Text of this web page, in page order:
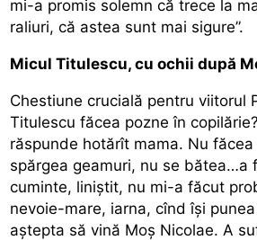
mi-a promis solemn că trece la
raliuri, că astea sunt mai sigure”.
Micul Titulescu, cu ochii după
Chestiune crucială pentru viitorul
Titulescu făcea pozne în
răspunde hotărît mama. Nu
spărgea geamuri, nu se bătea…a
cuminte, liniștit, nu mi-a făcut
nevoie-mare, iarna, cînd își
aștepta să vină Moș Nicolae. A